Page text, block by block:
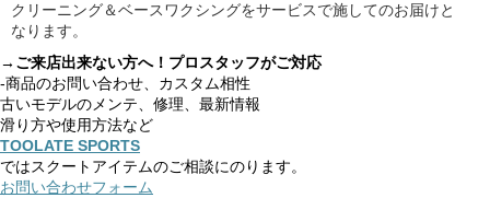
クリーニング＆ベースワクシングをサービスで施してのお届けと
なります。
→ご来店出来ない方へ！プロスタッフがご対応
-商品のお問い合わせ、カスタム相性
古いモデルのメンテ、修理、最新情報
滑り方や使用方法など
TOOLATE SPORTS
ではスクートアイテムのご相談にのります。
お問い合わせフォーム